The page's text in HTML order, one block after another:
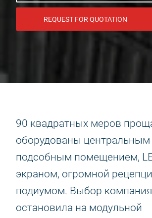
REQUEST FOR QUOTATION
90 квадратных меров
оборудованы центральным
подсобным помещением,
экраном, огромной
подиумом. Выбор компания
остановила на модульной